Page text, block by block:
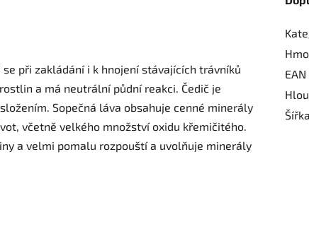
při zakládání i k hnojení stávajících trávníků
a má neutrální půdní reakci. Čedič je
Sopečná láva obsahuje cenné minerály
včetně velkého množství oxidu křemičitého.
a velmi pomalu rozpouští a uvolňuje minerály
EAN